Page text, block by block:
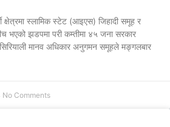
क्षेत्रमा स्लामिक स्टेट (आइएस) जिहादी समूह र
भएको झडपमा परी कम्तीमा ४५ जना सरकार
मानव अधिकार अनुगमन समूहले मङ्गलबार
No Comments